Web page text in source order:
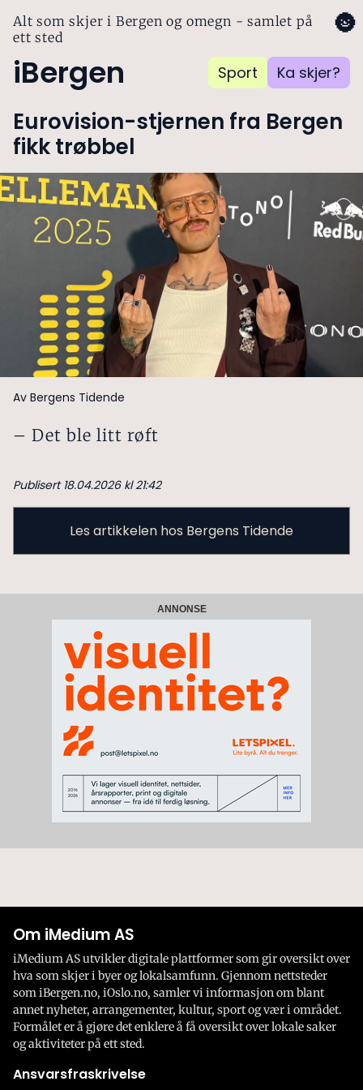
Alt som skjer i Bergen og omegn - samlet på
ett sted
iBergen Sport Ka skjer?
🌚
Eurovision-stjernen fra Bergen
fikk trøbbel
Av Bergens Tidende
– Det ble litt røft
Publisert 18.04.2026 kl 21:42
Les artikkelen hos Bergens Tidende
ANNONSE
Om iMedium AS
iMedium AS utvikler digitale plattformer som gir oversikt over
hva som skjer i byer og lokalsamfunn. Gjennom nettsteder
som iBergen.no, iOslo.no, samler vi informasjon om blant
annet nyheter, arrangementer, kultur, sport og vær i området.
Formålet er å gjøre det enklere å få oversikt over lokale saker
og aktiviteter på ett sted.
Ansvarsfraskrivelse